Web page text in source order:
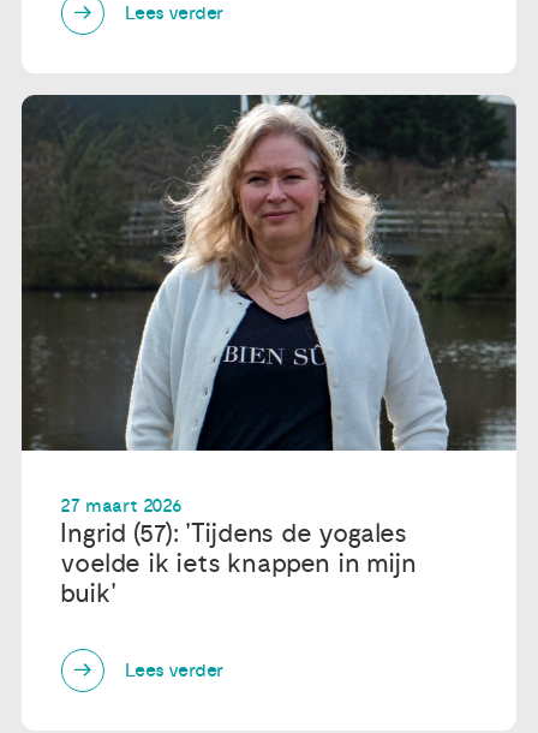
Lees verder
27 maart 2026
Ingrid (57): 'Tijdens de yogales
voelde ik iets knappen in mijn
buik'
Lees verder